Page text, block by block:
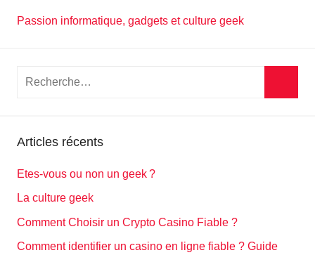
Passion informatique, gadgets et culture geek
Recherche
Articles récents
Etes-vous ou non un geek ?
La culture geek
Comment Choisir un Crypto Casino Fiable ?
Comment identifier un casino en ligne fiable ? Guide